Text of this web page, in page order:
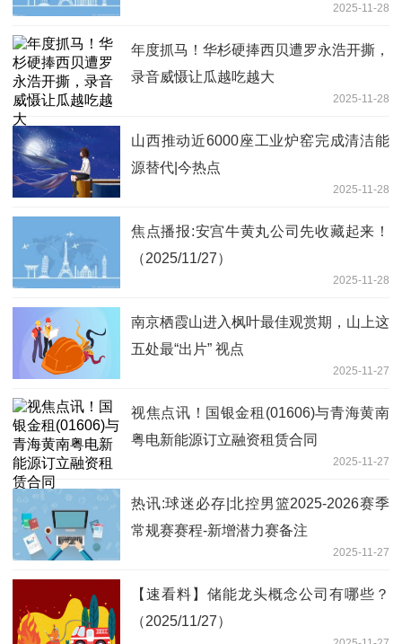
2025-11-28
年度抓马！华杉硬捧西贝遭罗永浩开撕，
录音威慑让瓜越吃越大
2025-11-28
山西推动近6000座工业炉窑完成清洁能
源替代|今热点
2025-11-28
焦点播报:安宫牛黄丸公司先收藏起来！
（2025/11/27）
2025-11-28
南京栖霞山进入枫叶最佳观赏期，山上这
五处最“出片” 视点
2025-11-27
视焦点讯！国银金租(01606)与青海黄南
粤电新能源订立融资租赁合同
2025-11-27
热讯:球迷必存|北控男篮2025-2026赛季
常规赛赛程-新增潜力赛备注
2025-11-27
【速看料】储能龙头概念公司有哪些？
（2025/11/27）